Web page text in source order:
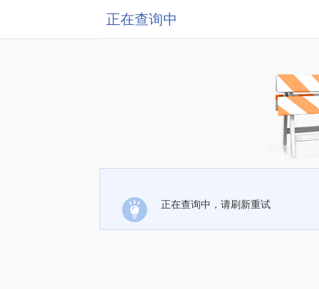
正在查询中
正在查询中，请刷新重试